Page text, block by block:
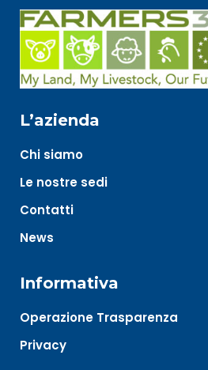
L’azienda
Chi siamo
Le nostre sedi
Contatti
News
Informativa
Operazione Trasparenza
Privacy